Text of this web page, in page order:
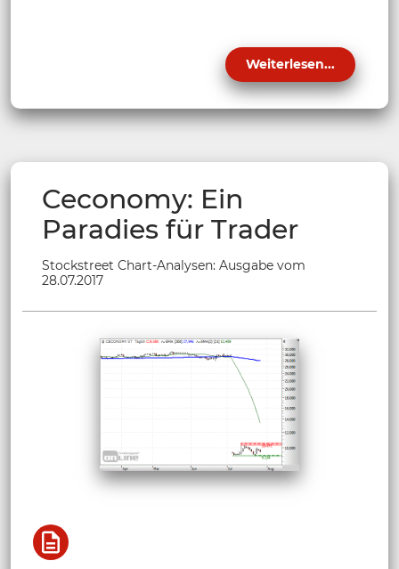
Weiterlesen...
Ceconomy: Ein
Paradies für Trader
Stockstreet Chart-Analysen: Ausgabe vom
28.07.2017